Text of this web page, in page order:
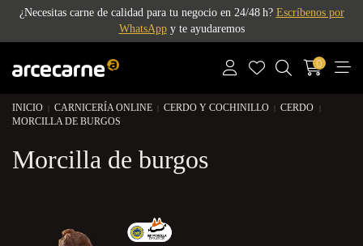
¿Necesitas carne de calidad para tu negocio en 24/48 h? Escríbenos por
WhatsAppy te ayudaremos
0
INICIO CARNICERÍA ONLINE CERDO Y COCHINILLO
CERDO
MORCILLA DE BURGOS
Morcilla de burgos